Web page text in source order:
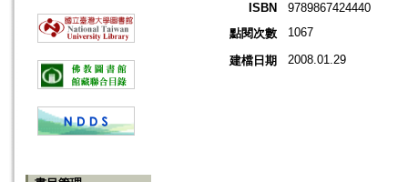
ISBN
9789867424440
點閱次數
1067
建檔日期 2008.01.29